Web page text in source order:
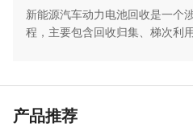
新能源汽车动力电池回收是一个
程，主要包含回收归集、梯次利
产品推荐